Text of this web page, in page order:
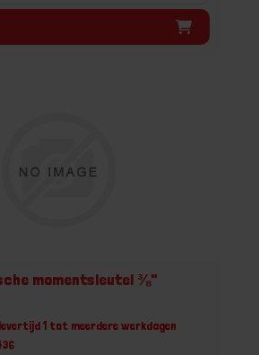
momentsleutel ⅜"
1 tot meerdere werkdagen